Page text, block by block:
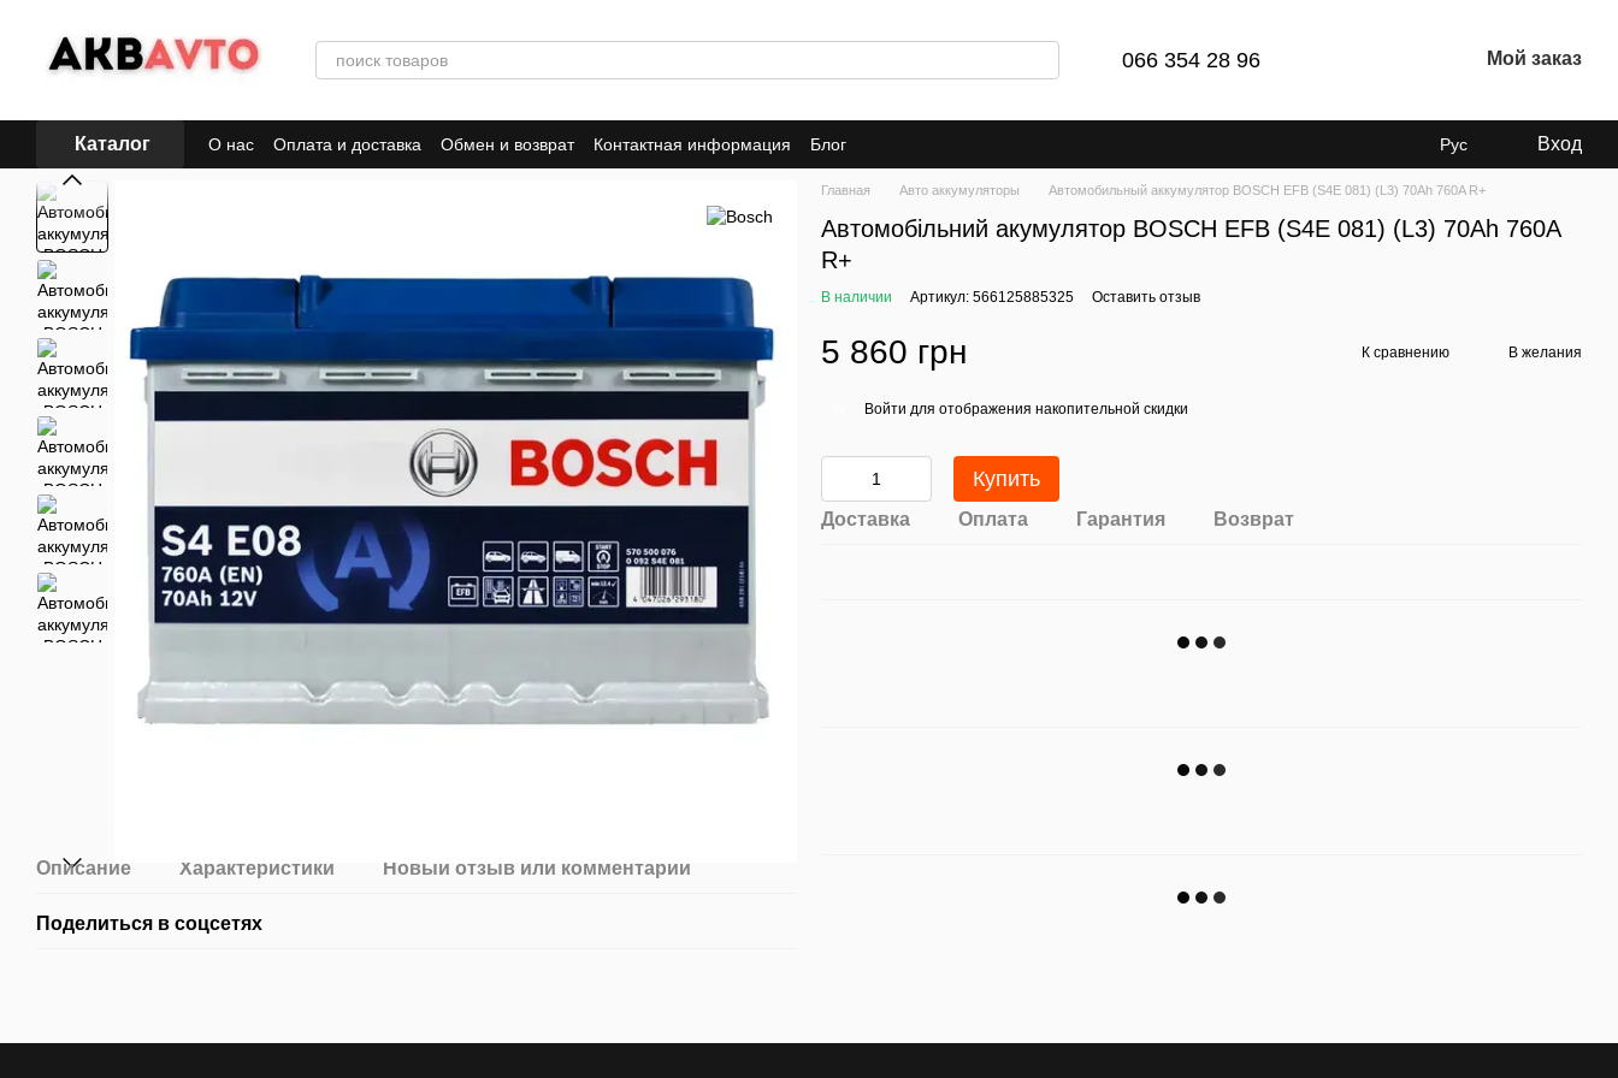
066 354 28 96 Мой заказ
Каталог О нас Оплата и доставка Обмен и возврат Контактная информация Блог Рус Вход
Описание Характеристики Новый отзыв или комментарий
Поделиться в соцсетях
Главная Авто аккумуляторы Автомобильный аккумулятор BOSCH EFB (S4E 081) (L3) 70Ah 760A R+
Автомобільний акумулятор BOSCH EFB (S4E 081) (L3) 70Ah 760A
R+
В наличии Артикул: 566125885325 Оставить отзыв
5 860 грн К сравнению В желания
Войти для отображения накопительной скидки
Купить
Доставка Оплата Гарантия Возврат